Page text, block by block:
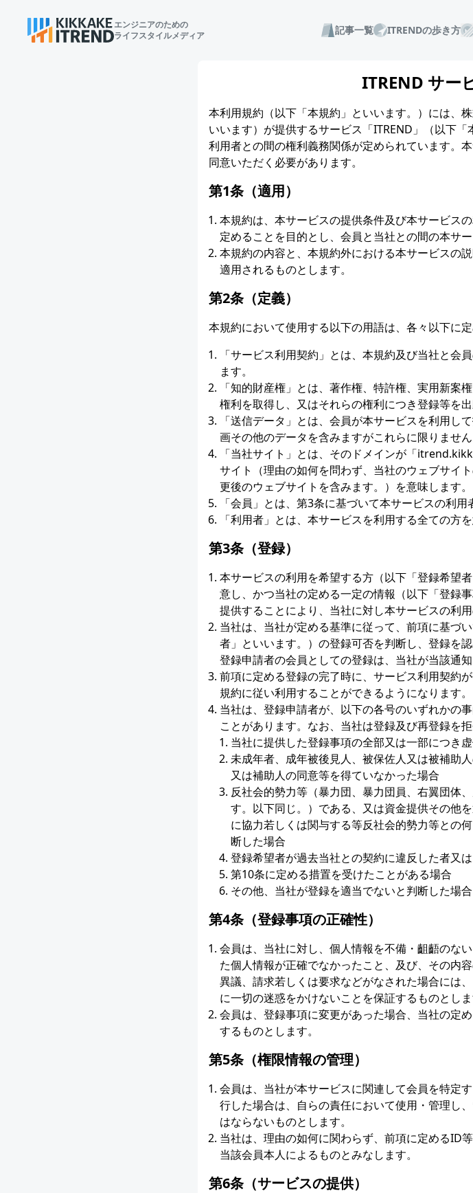
エンジニアのための
ライフスタイルメディア
記事一覧 ITRENDの歩き方
ITREND サー
本利用規約（以下「本規約」といいます。）には、
いいます）が提供するサービス「ITREND」（以下
利用者との間の権利義務関係が定められています。
同意いただく必要があります。
第1条（適用）
本規約は、本サービスの提供条件及び本サービス
定めることを目的とし、会員と当社との間の本サ
本規約の内容と、本規約外における本サービスの
適用されるものとします。
第2条（定義）
本規約において使用する以下の用語は、各々以下に
「サービス利用契約」とは、本規約及び当社と会
ます。
「知的財産権」とは、著作権、特許権、実用新案
権利を取得し、又はそれらの権利につき登録等を
「送信データ」とは、会員が本サービスを利用し
画その他のデータを含みますがこれらに限りません
「当社サイト」とは、そのドメインが「
サイト（理由の如何を問わず、当社のウェブサイ
更後のウェブサイトを含みます。）を意味します。
「会員」とは、第3条に基づいて本サービスの利
「利用者」とは、本サービスを利用する全ての方を
第3条（登録）
本サービスの利用を希望する方（以下「登録希望
意し、かつ当社の定める一定の情報（以下「登録
提供することにより、当社に対し本サービスの利
当社は、当社が定める基準に従って、前項に基づ
者」といいます。）の登録可否を判断し、登録を
登録申請者の会員としての登録は、当社が当該通
前項に定める登録の完了時に、サービス利用契約
規約に従い利用することができるようになります。
当社は、登録申請者が、以下の各号のいずれかの
ことがあります。なお、当社は登録及び再登録を
当社に提供した登録事項の全部又は一部につき
未成年者、成年被後見人、被保佐人又は被補助
又は補助人の同意等を得ていなかった場合
反社会的勢力等（暴力団、暴力団員、右翼団体
す。以下同じ。）である、又は資金提供その他
に協力若しくは関与する等反社会的勢力等との
断した場合
登録希望者が過去当社との契約に違反した者又
第10条に定める措置を受けたことがある場合
その他、当社が登録を適当でないと判断した場合
第4条（登録事項の正確性）
会員は、当社に対し、個人情報を不備・齟齬のな
た個人情報が正確でなかったこと、及び、その内
異議、請求若しくは要求などがなされた場合には
に一切の迷惑をかけないことを保証するものとしま
会員は、登録事項に変更があった場合、当社の定
するものとします。
第5条（権限情報の管理）
会員は、当社が本サービスに関連して会員を特定
行した場合は、自らの責任において使用・管理し
はならないものとします。
当社は、理由の如何に関わらず、前項に定めるID
当該会員本人によるものとみなします。
第6条（サービスの提供）